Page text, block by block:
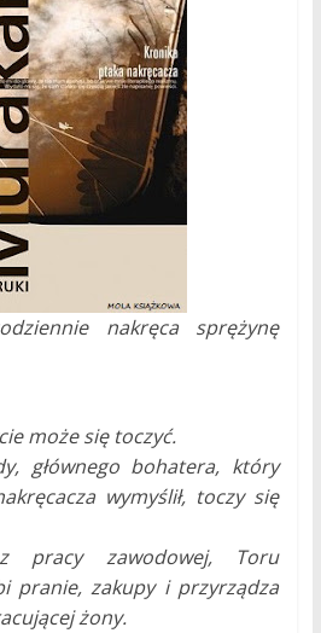
nakręca sprężynę
może się toczyć.
głównego bohatera, który
wymyślił, toczy się
z pracy zawodowej, Toru
pranie, zakupy i przyrządza
żony.